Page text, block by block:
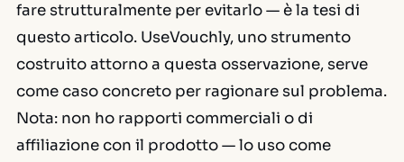
fare strutturalmente per evitarlo — è la tesi di
questo articolo. UseVouchly, uno strumento
costruito attorno a questa osservazione, serve
come caso concreto per ragionare sul problema.
Nota: non ho rapporti commerciali o di
affiliazione con il prodotto — lo uso come